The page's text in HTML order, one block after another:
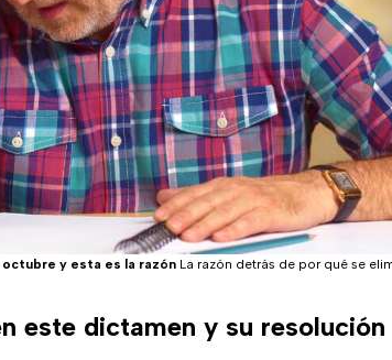
octubre y esta es la razón La razón detrás de por qué se
este dictamen y su resolución